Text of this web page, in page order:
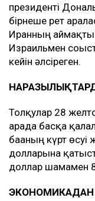
президенті
бірнеше рет
Иранның
Израильмен
кейін әлсіреген.
Толқулар 28
арада басқа
бағаның күрт
долларына
доллар шамамен
ЭКОНОМИКАДАН